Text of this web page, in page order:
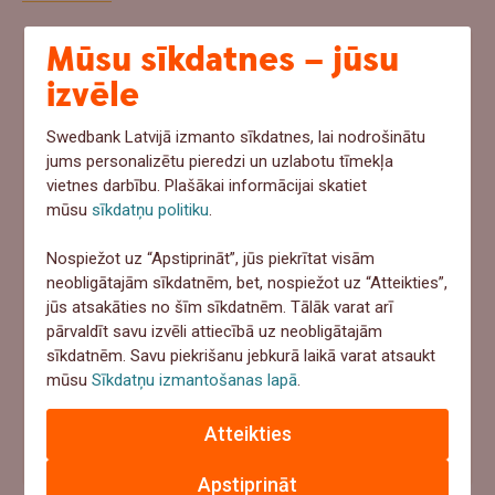
Ja šovasar notiktu negadījums un pēkšņi
vajadzētu 1000+ eur, ko tu darītu?
Ņemtu no uzkrājumiem
Meklētu aizņēmumu
Cerētu, ka tā nenotiks
Atbildēt
"Ar mani jau tā nenotiks" – uzzini pieredzes stāstus par
Mūsu sīkdatnes – jūsu
izvēle
Swedbank Latvijā izmanto sīkdatnes, lai nodrošinātu
jums personalizētu pieredzi un uzlabotu tīmekļa
vietnes darbību. Plašākai informācijai skatiet
mūsusīkdatņu politiku
Nospiežot uz “Apstiprināt”, jūs piekrītat visām
neobligātajām sīkdatnēm, bet, nospiežot uz “Atteikties”,
jūs atsakāties no šīm sīkdatnēm. Tālāk varat arī
pārvaldīt savu izvēli attiecībā uz neobligātajām
sīkdatnēm. Savu piekrišanu jebkurā laikā varat atsaukt
mūsuSīkdatņu izmantošanas lapā
Apstiprināt
Atteikties